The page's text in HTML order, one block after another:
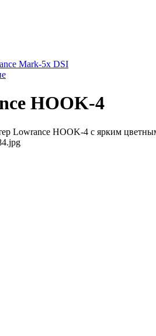
Mark-5x DSI
HOOK-4
Lowrance HOOK-4 с ярким